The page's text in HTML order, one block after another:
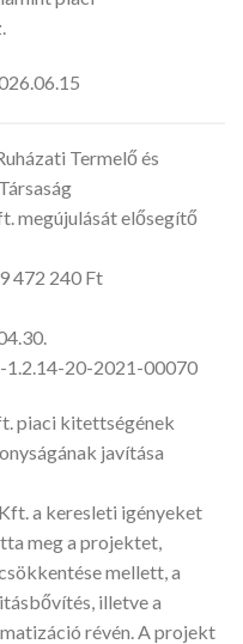
Termelő és
megújulását elősegítő
472 240 Ft
1.2.14-20-2021-00070
piaci kitettségének
javítása
a keresleti igényeket
meg a projektet,
mellett, a
illetve a
révén. A projekt